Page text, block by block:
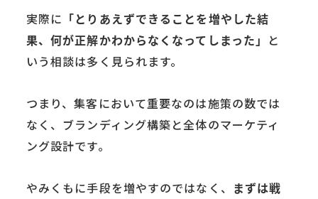
実際に 「とりあえずできることを増やした結
果、何が正解かわからなくなってしまった」 と
いう相談は多く見られます。
つまり、集客において重要なのは施策の数では
なく、ブランディング構築と全体のマーケティ
ング設計です。
やみくもに手段を増やすのではなく、 まずは戦